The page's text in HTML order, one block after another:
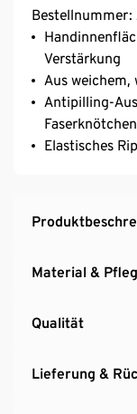
Verstärkung
Aus
Antipilling-
Faserknötchen
Elastisches
Material &
Qualität
Lieferung &